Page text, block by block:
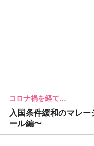
コロナ禍を経て…
入国条件緩和のマレ
ール編〜